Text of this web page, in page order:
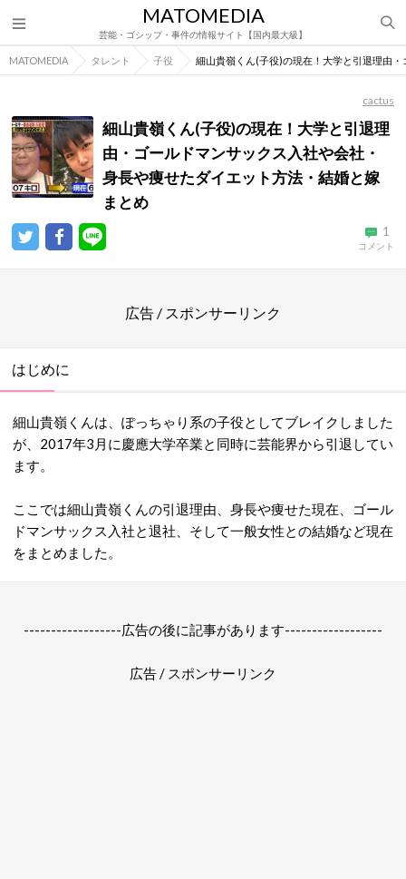
MATOMEDIA
芸能・ゴシップ・事件の情報サイト【国内最大級】
MATOMEDIA タレント 子役 細山貴嶺くん(子役)の現在！大学と引退理由
cactus
細山貴嶺くん(子役)の現在！大学と引退理
由・ゴールドマンサックス入社や会社・
身長や痩せたダイエット方法・結婚と嫁
まとめ
1
コメント
広告 / スポンサーリンク
はじめに
細山貴嶺くんは、ぽっちゃり系の子役としてブレイクしました
が、2017年3月に慶應大学卒業と同時に芸能界から引退してい
ます。
ここでは細山貴嶺くんの引退理由、身長や痩せた現在、ゴール
ドマンサックス入社と退社、そして一般女性との結婚など現在
をまとめました。
------------------広告の後に記事があります------------------
広告 / スポンサーリンク